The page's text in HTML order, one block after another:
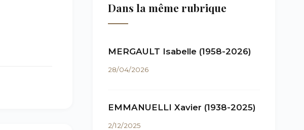
Dans la même rubrique
MERGAULT Isabelle (1958-2026)
28/04/2026
EMMANUELLI Xavier (1938-2025)
2/12/2025